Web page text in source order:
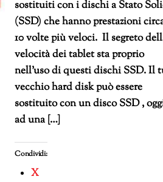
sostituiti con i dischi a Stato
(SSD) che hanno prestazioni
10 volte più veloci. Il segreto
velocità dei tablet sta proprio
nell’uso di questi dischi SSD. Il
vecchio hard disk può essere
sostituito con un disco SSD ,
ad una […]
Condividi:
X